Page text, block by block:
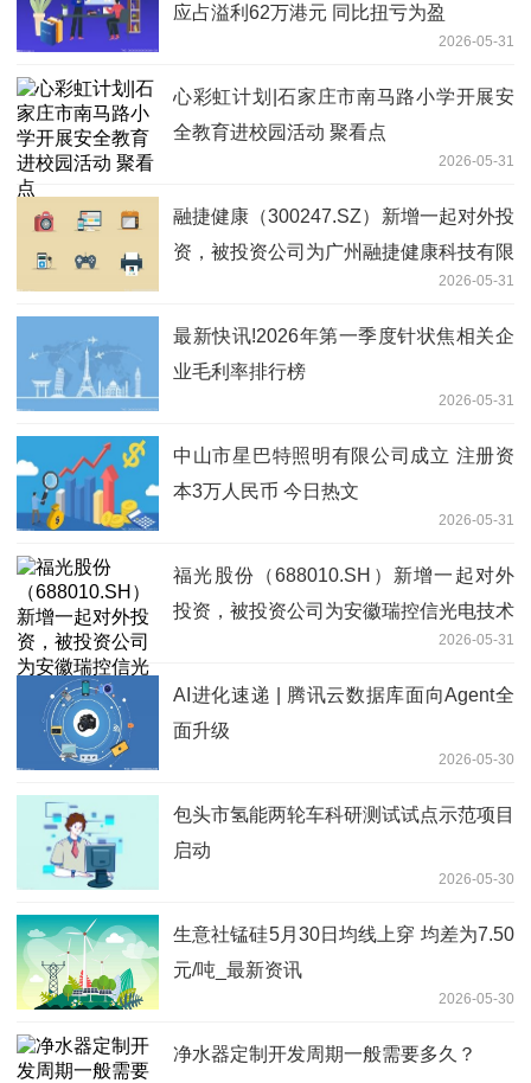
应占溢利62万港元 同比扭亏为盈
2026-05-31
心彩虹计划|石家庄市南马路小学开展安
全教育进校园活动 聚看点
2026-05-31
融捷健康（300247.SZ）新增一起对外投
资，被投资公司为广州融捷健康科技有限
2026-05-31
最新快讯!2026年第一季度针状焦相关企
业毛利率排行榜
2026-05-31
中山市星巴特照明有限公司成立 注册资
本3万人民币 今日热文
2026-05-31
福光股份（688010.SH）新增一起对外
投资，被投资公司为安徽瑞控信光电技术
2026-05-31
AI进化速递 | 腾讯云数据库面向Agent全
面升级
2026-05-30
包头市氢能两轮车科研测试试点示范项目
启动
2026-05-30
生意社锰硅5月30日均线上穿 均差为7.50
元/吨_最新资讯
2026-05-30
净水器定制开发周期一般需要多久？